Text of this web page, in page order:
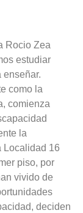
Rocio Zea
estudiar
enseñar.
como la
comienza
la
Localidad 16
piso, por
vivido de
deciden